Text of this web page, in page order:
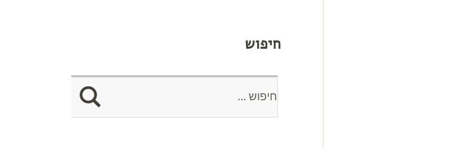
חיפוש